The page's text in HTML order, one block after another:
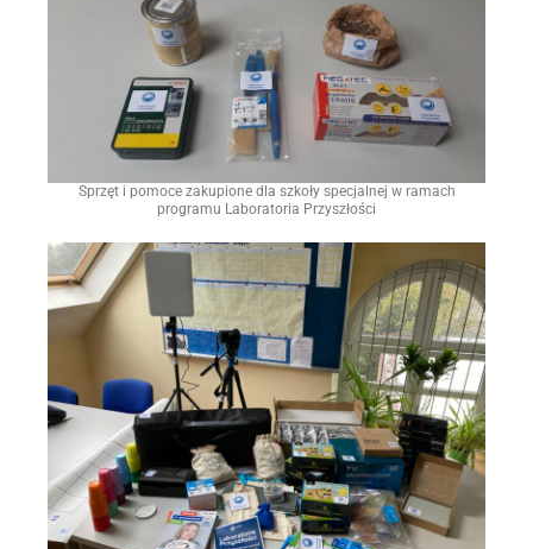
Sprzęt i pomoce zakupione dla szkoły specjalnej w ramach
programu Laboratoria Przyszłości